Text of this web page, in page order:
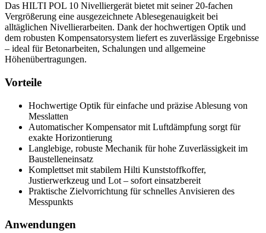
Das HILTI POL 10 Nivelliergerät bietet mit seiner 20-fachen
Vergrößerung eine ausgezeichnete Ablesegenauigkeit bei
alltäglichen Nivellierarbeiten. Dank der hochwertigen Optik und
dem robusten Kompensatorsystem liefert es zuverlässige Ergebnisse
– ideal für Betonarbeiten, Schalungen und allgemeine
Höhenübertragungen.
Vorteile
Hochwertige Optik für einfache und präzise Ablesung von
Messlatten
Automatischer Kompensator mit Luftdämpfung sorgt für
exakte Horizontierung
Langlebige, robuste Mechanik für hohe Zuverlässigkeit im
Baustelleneinsatz
Komplettset mit stabilem Hilti Kunststoffkoffer,
Justierwerkzeug und Lot – sofort einsatzbereit
Praktische Zielvorrichtung für schnelles Anvisieren des
Messpunkts
Anwendungen